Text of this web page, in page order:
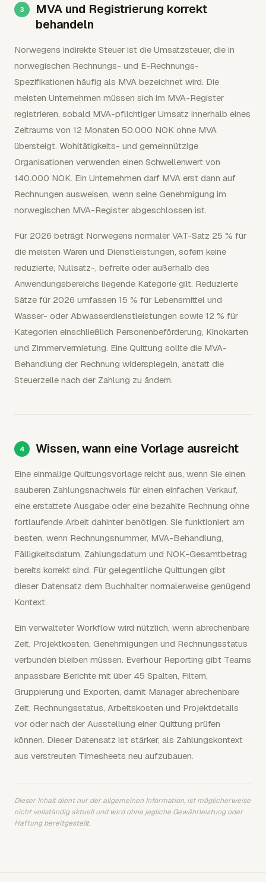
MVA und Registrierung korrekt
behandeln
Norwegens indirekte Steuer ist die Umsatzsteuer, die in
norwegischen Rechnungs- und E-Rechnungs-
Spezifikationen häufig als MVA bezeichnet wird. Die
meisten Unternehmen müssen sich im MVA-Register
registrieren, sobald MVA-pflichtiger Umsatz innerhalb eines
Zeitraums von 12 Monaten 50.000 NOK ohne MVA
übersteigt. Wohltätigkeits- und gemeinnützige
Organisationen verwenden einen Schwellenwert von
140.000 NOK. Ein Unternehmen darf MVA erst dann auf
Rechnungen ausweisen, wenn seine Genehmigung im
norwegischen MVA-Register abgeschlossen ist.
Für 2026 beträgt Norwegens normaler VAT-Satz 25 % für
die meisten Waren und Dienstleistungen, sofern keine
reduzierte, Nullsatz-, befreite oder außerhalb des
Anwendungsbereichs liegende Kategorie gilt. Reduzierte
Sätze für 2026 umfassen 15 % für Lebensmittel und
Wasser- oder Abwasserdienstleistungen sowie 12 % für
Kategorien einschließlich Personenbeförderung, Kinokarten
und Zimmervermietung. Eine Quittung sollte die MVA-
Behandlung der Rechnung widerspiegeln, anstatt die
Steuerzeile nach der Zahlung zu ändern.
Wissen, wann eine Vorlage ausreicht
Eine einmalige Quittungsvorlage reicht aus, wenn Sie einen
sauberen Zahlungsnachweis für einen einfachen Verkauf,
eine erstattete Ausgabe oder eine bezahlte Rechnung ohne
fortlaufende Arbeit dahinter benötigen. Sie funktioniert am
besten, wenn Rechnungsnummer, MVA-Behandlung,
Fälligkeitsdatum, Zahlungsdatum und NOK-Gesamtbetrag
bereits korrekt sind. Für gelegentliche Quittungen gibt
dieser Datensatz dem Buchhalter normalerweise genügend
Kontext.
Ein verwalteter Workflow wird nützlich, wenn abrechenbare
Zeit, Projektkosten, Genehmigungen und Rechnungsstatus
verbunden bleiben müssen. Everhour Reporting gibt Teams
anpassbare Berichte mit über 45 Spalten, Filtern,
Gruppierung und Exporten, damit Manager abrechenbare
Zeit, Rechnungsstatus, Arbeitskosten und Projektdetails
vor oder nach der Ausstellung einer Quittung prüfen
können. Dieser Datensatz ist stärker, als Zahlungskontext
aus verstreuten Timesheets neu aufzubauen.
Dieser Inhalt dient nur der allgemeinen Information, ist möglicherweise
nicht vollständig aktuell und wird ohne jegliche Gewährleistung oder
Haftung bereitgestellt.